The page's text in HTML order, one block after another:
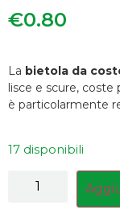
€0.80
La bietola da
lisce e scure, coste
è particolarmente
17 disponibili